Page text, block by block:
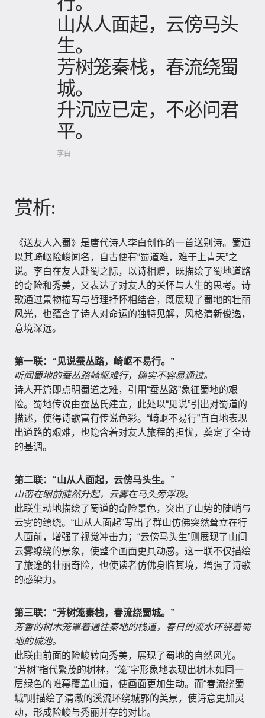
山从人面起，云傍马头
生。
芳树笼秦栈，春流绕蜀
城。
升沉应已定，不必问君
平。
李白
赏析:
《送友人入蜀》是唐代诗人李白创作的一首送别诗。蜀道
以其崎岖险峻闻名，自古便有“蜀道难，难于上青天”之
说。李白在友人赴蜀之际，以诗相赠，既描绘了蜀地道路
的奇险和秀美，又表达了对友人的关怀与人生的思考。诗
歌通过景物描写与哲理抒怀相结合，既展现了蜀地的壮丽
风光，也蕴含了诗人对命运的独特见解，风格清新俊逸，
意境深远。
第一联：“见说蚕丛路，崎岖不易行。”
听闻蜀地的蚕丛路崎岖难行，确实不容易通过。
诗人开篇即点明蜀道之难，引用“蚕丛路”象征蜀地的艰
险。蜀地传说由蚕丛氏建立，此处以“见说”引出对蜀道的
描述，使得诗歌富有传说色彩。“崎岖不易行”直白地表现
出道路的艰难，也隐含着对友人旅程的担忧，奠定了全诗
的基调。
第二联：“山从人面起，云傍马头生。”
山峦在眼前陡然升起，云雾在马头旁浮现。
此联生动地描绘了蜀道的奇险景色，突出了山势的陡峭与
云雾的缭绕。“山从人面起”写出了群山仿佛突然耸立在行
人面前，增强了视觉冲击力；“云傍马头生”则展现了山间
云雾缭绕的景象，使整个画面更具动感。这一联不仅描绘
了旅途的壮丽奇险，也使读者仿佛身临其境，增强了诗歌
的感染力。
第三联：“芳树笼秦栈，春流绕蜀城。”
芳香的树木笼罩着通往秦地的栈道，春日的流水环绕着蜀
地的城池。
此联由前面的险峻转向秀美，展现了蜀地的自然风光。
“芳树”指代繁茂的树林，“笼”字形象地表现出树木如同一
层绿色的帷幕覆盖山道，使画面更加生动。而“春流绕蜀
城”则描绘了清澈的溪流环绕城郭的美景，使诗意更加灵
动，形成险峻与秀丽并存的对比。